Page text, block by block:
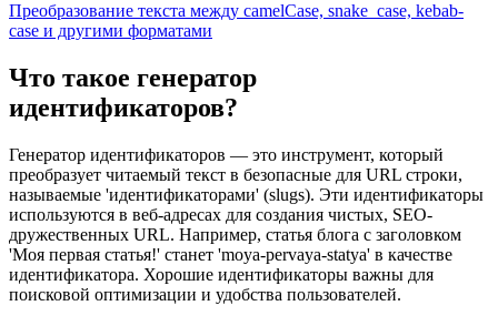
Преобразование текста между camelCase, snake_case, kebab-
case и другими форматами
Что такое генератор
идентификаторов?
Генератор идентификаторов — это инструмент, который
преобразует читаемый текст в безопасные для URL строки,
называемые 'идентификаторами' (slugs). Эти идентификаторы
используются в веб-адресах для создания чистых, SEO-
дружественных URL. Например, статья блога с заголовком
'Моя первая статья!' станет 'moya-pervaya-statya' в качестве
идентификатора. Хорошие идентификаторы важны для
поисковой оптимизации и удобства пользователей.